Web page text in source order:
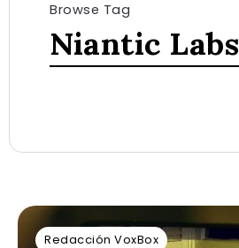
Browse Tag
Niantic Labs
Redacción VoxBox